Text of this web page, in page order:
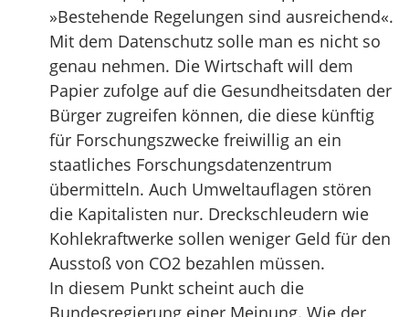
»Bestehende Regelungen sind ausreichend«.
Mit dem Datenschutz solle man es nicht so
genau nehmen. Die Wirtschaft will dem
Papier zufolge auf die Gesundheitsdaten der
Bürger zugreifen können, die diese künftig
für Forschungszwecke freiwillig an ein
staatliches Forschungsdatenzentrum
übermitteln. Auch Umweltauflagen stören
die Kapitalisten nur. Dreckschleudern wie
Kohlekraftwerke sollen weniger Geld für den
Ausstoß von CO2 bezahlen müssen.
In diesem Punkt scheint auch die
Bundesregierung einer Meinung. Wie der